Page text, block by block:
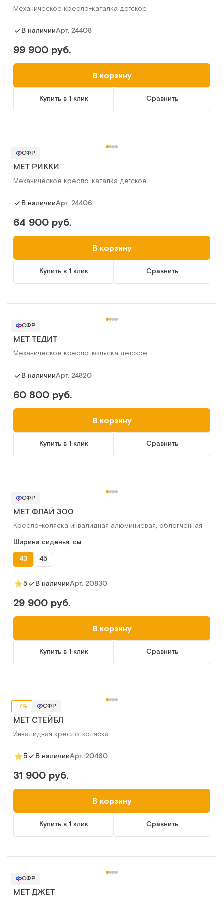
Механическое кресло-каталка детское
В наличииАрт. 24408
99 900 руб.
В корзину
Купить в 1 клик Сравнить
СФР
MET РИККИ
Механическое кресло-каталка детское
В наличииАрт. 24406
64 900 руб.
В корзину
Купить в 1 клик Сравнить
СФР
MET ТЕДИТ
Механическое кресло-коляска детское
В наличииАрт. 24820
60 800 руб.
В корзину
Купить в 1 клик Сравнить
СФР
MET ФЛАЙ 300
Кресло-коляска инвалидная алюминиевая, облегченная
Ширина сиденья, см
43
45
5 В наличииАрт. 20830
29 900 руб.
В корзину
Купить в 1 клик Сравнить
-7% СФР
МЕТ СТЕЙБЛ
Инвалидная кресло-коляска
5 В наличииАрт. 20460
31 900 руб.
В корзину
Купить в 1 клик Сравнить
СФР
МЕТ ДЖЕТ